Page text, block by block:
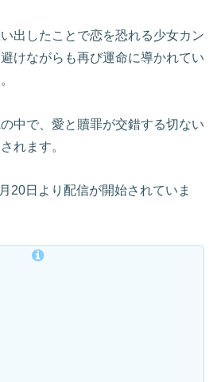
出したことで恋を恐れる少女カン
けながらも再び運命に導かれてい
中で、愛と贖罪が交錯する切ない
れます。
20日より配信が開始されていま